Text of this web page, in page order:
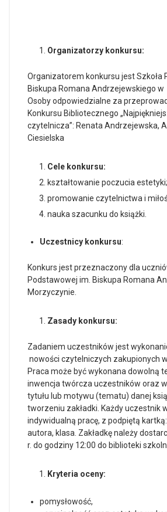
Organizatorzy konkursu:
Organizatorem konkursu jest Szkoła
Biskupa Romana Andrzejewskiego w
Osoby odpowiedzialne za
Konkursu Bibliotecznego
czytelnicza”: Renata Andrzejewska,
Ciesielska
Cele konkursu:
kształtowanie poczucia estetyki;
promowanie czytelnictwa i
nauka szacunku do książki.
Uczestnicy konkursu:
Konkurs jest przeznaczony dla
Podstawowej im. Biskupa Romana
Morzyczynie.
Zasady konkursu:
Zadaniem uczestników jest
nowości czytelniczych zakupionych w
Praca może być wykonana dowolną
inwencja twórcza uczestników oraz
tytułu lub motywu (tematu) danej
tworzeniu zakładki. Każdy uczestnik
indywidualną pracę, z podpiętą
autora, klasa. Zakładkę należy
r. do godziny 12:00 do biblioteki
Kryteria oceny:
pomysłowość,